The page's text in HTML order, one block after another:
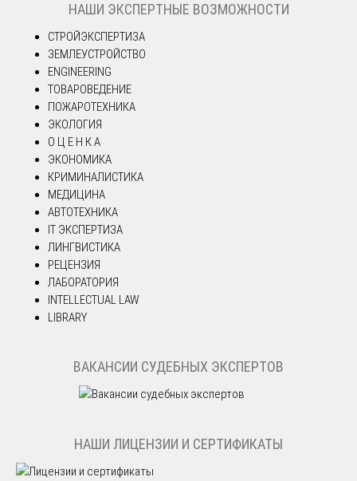
НАШИ ЭКСПЕРТНЫЕ ВОЗМОЖНОСТИ
СТРОЙЭКСПЕРТИЗА
ЗЕМЛЕУСТРОЙСТВО
ENGINEERING
ТОВАРОВЕДЕНИЕ
ПОЖАРОТЕХНИКА
ЭКОЛОГИЯ
О Ц Е Н К А
ЭКОНОМИКА
КРИМИНАЛИСТИКА
МЕДИЦИНА
АВТОТЕХНИКА
IT ЭКСПЕРТИЗА
ЛИНГВИСТИКА
РЕЦЕНЗИЯ
ЛАБОРАТОРИЯ
INTELLECTUAL LAW
LIBRARY
ВАКАНСИИ СУДЕБНЫХ ЭКСПЕРТОВ
НАШИ ЛИЦЕНЗИИ И СЕРТИФИКАТЫ